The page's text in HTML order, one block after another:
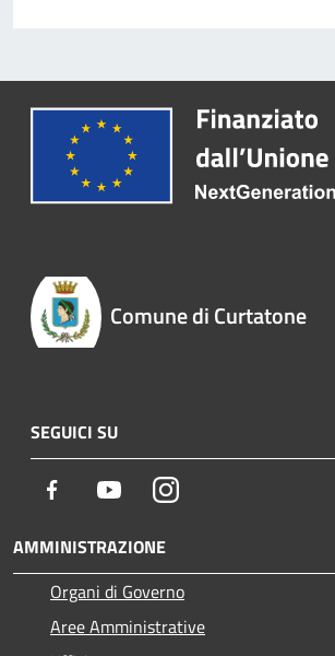
Comune di Curtatone
SEGUICI SU
Facebook YoutubeInstagram
AMMINISTRAZIONE
Organi di Governo
Aree Amministrative